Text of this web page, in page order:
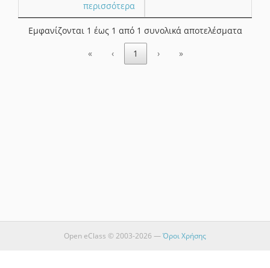
περισσότερα
Εμφανίζονται 1 έως 1 από 1 συνολικά αποτελέσματα
« ‹ 1 › »
Open eClass © 2003-2026 —Όροι Χρήσης